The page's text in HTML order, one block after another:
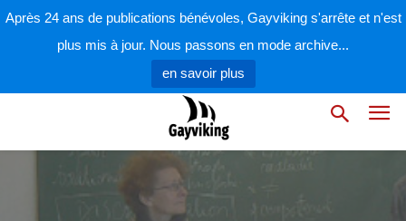
Après 24 ans de publications bénévoles, Gayviking s'arrête et n'est
plus mis à jour. Nous passons en mode archive...
en savoir plus